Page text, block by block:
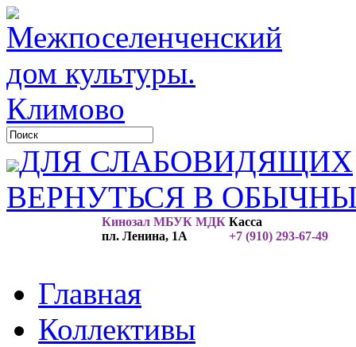
ДЛЯ СЛАБОВИДЯЩИХ
ВЕРНУТЬСЯ В
Кинозал МБУК МДК
пл. Ленина, 1А
Касса
+7 (910) 293-67-49
Главная
Коллективы